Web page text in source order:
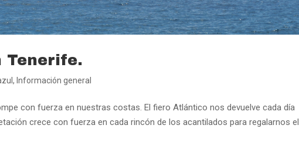
Tenerife.
, Información general
con fuerza en nuestras costas. El fiero Atlántico nos devuelve cada día
crece con fuerza en cada rincón de los acantilados para regalarnos el